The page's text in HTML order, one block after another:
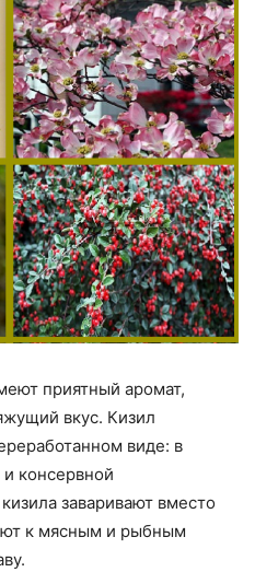
приятный аромат,
вкус. Кизил
виде: в
консервной
заваривают вместо
к мясным и рыбным